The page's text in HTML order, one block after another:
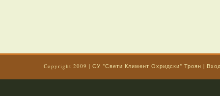
Copyright 2009 | СУ "Свети Климент Охридски" Троян |